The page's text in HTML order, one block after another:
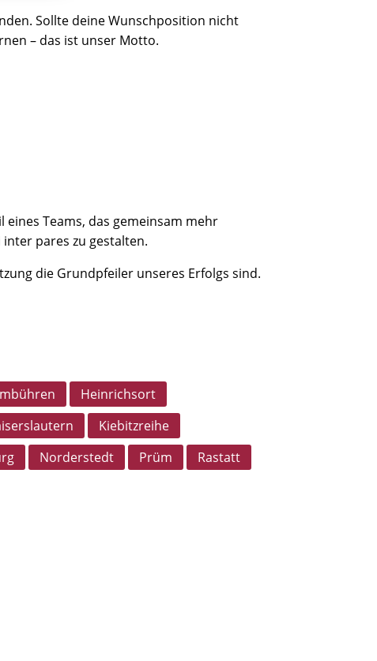
Sollte deine Wunschposition nicht
– das ist unser Motto.
Teams, das gemeinsam mehr
pares zu gestalten.
die Grundpfeiler unseres Erfolgs sind.
Heinrichsort
Kiebitzreihe
Norderstedt Prüm
Rastatt